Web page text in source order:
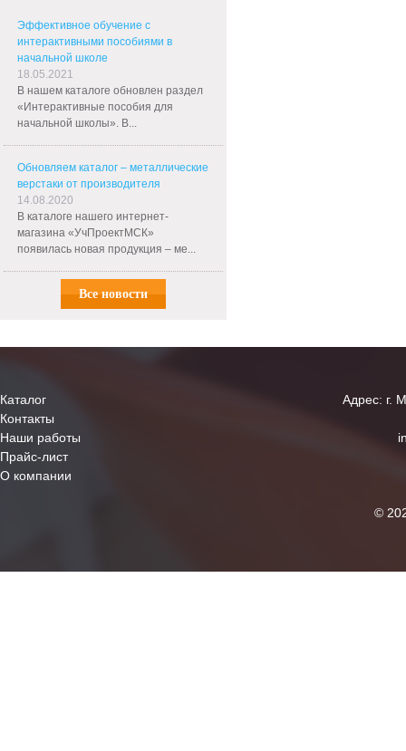
Эффективное обучение с
интерактивными пособиями в
начальной школе
18.05.2021
В нашем каталоге обновлен раздел
«Интерактивные пособия для
начальной школы». В...
Обновляем каталог – металлические
верстаки от производителя
14.08.2020
В каталоге нашего интернет-
магазина «УчПроектМСК»
появилась новая продукция – ме...
Все новости
Каталог
Контакты
Наши работы
Прайс-лист
О компании
Адрес: г.
©